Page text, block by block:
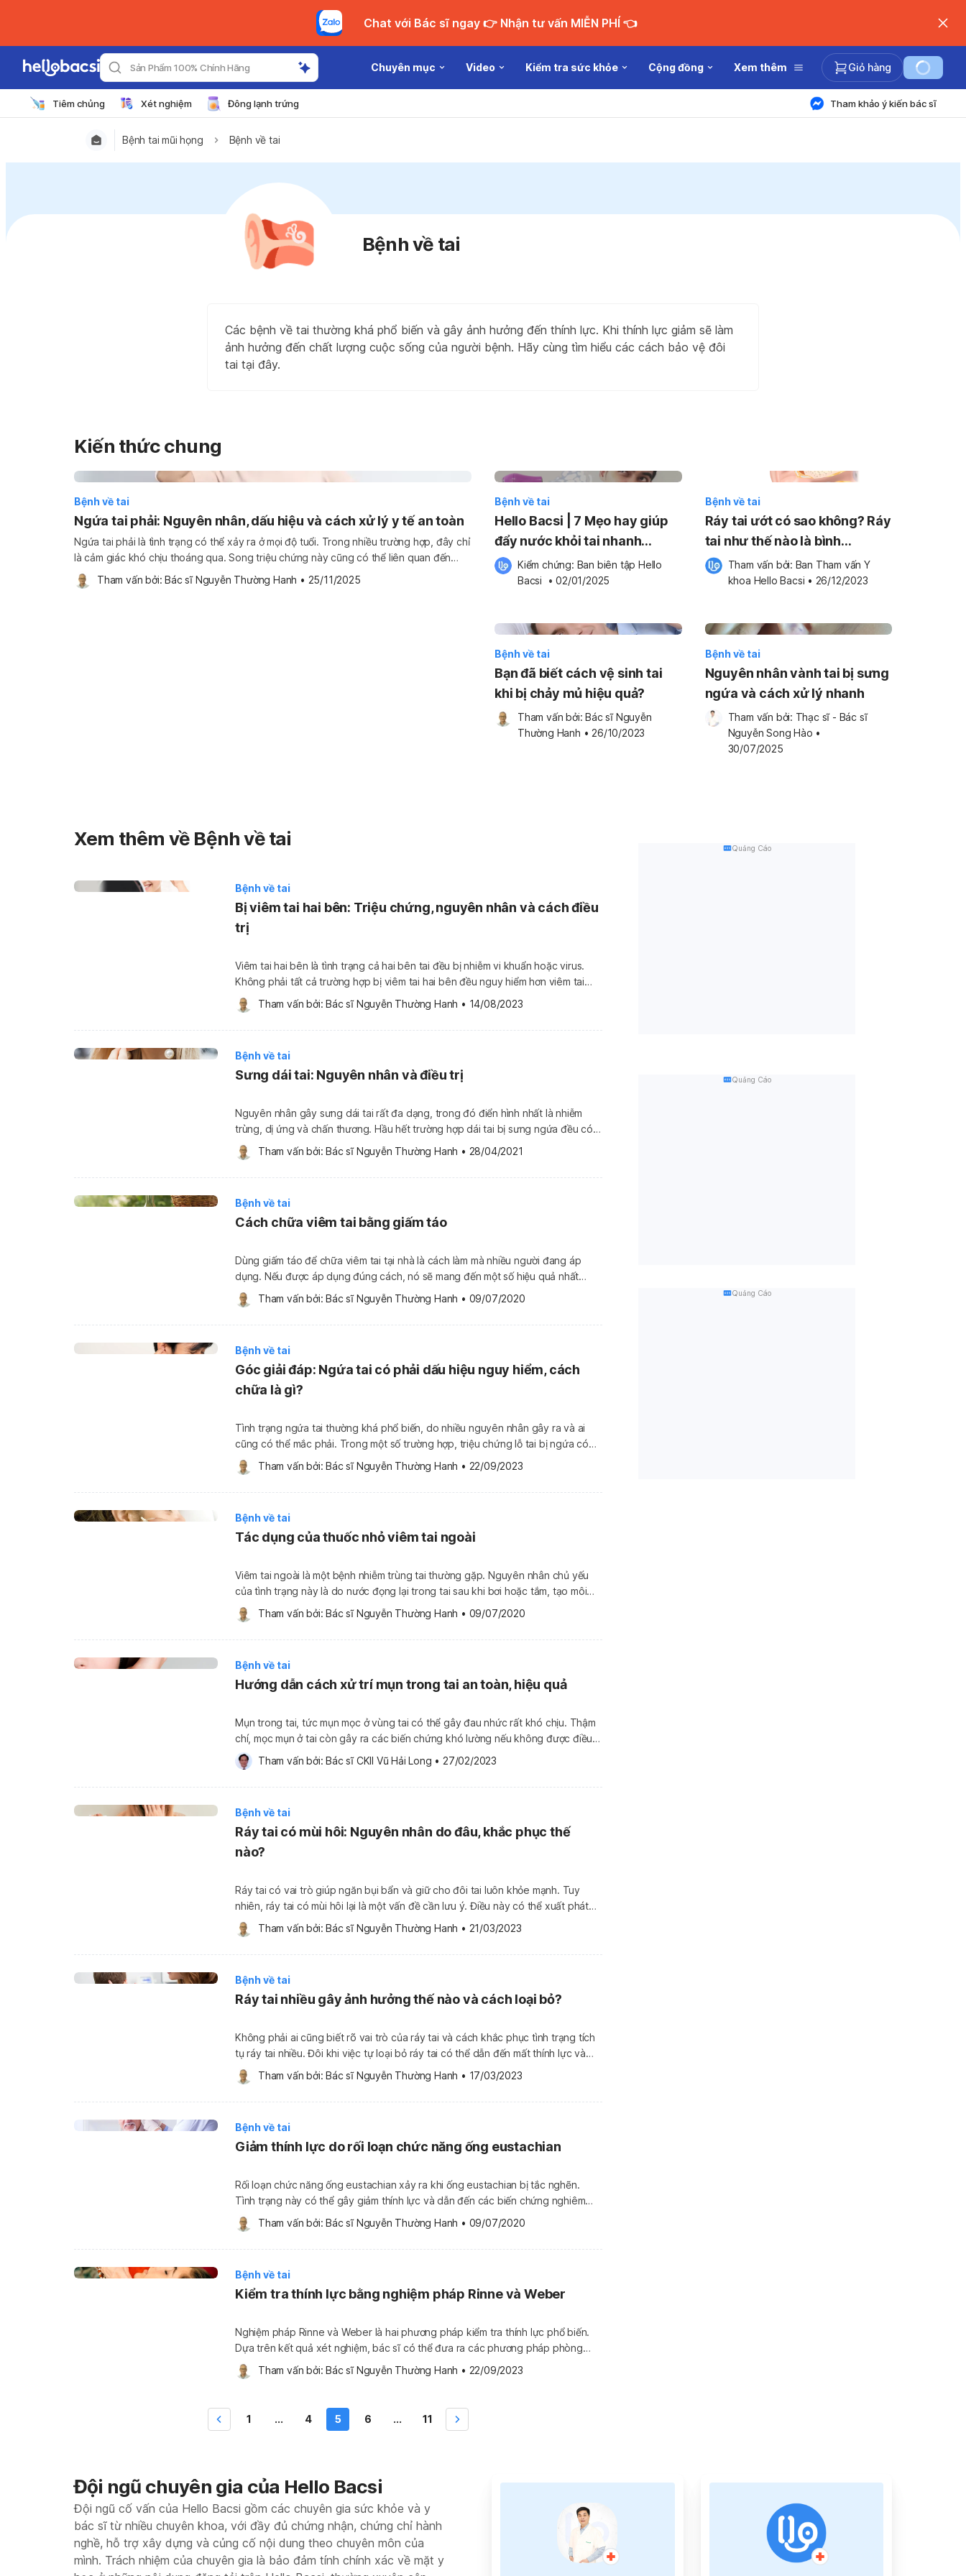
Chat với Bác sĩ ngay 👉 Nhận tư vấn MIỄN PHÍ 👈
Sản Phẩm 100% Chính Hãng Chuyên mục Video Kiểm tra sức khỏe Cộng đồng Xem thêm Giỏ hàng
Tiêm chủng Xét nghiệm Đông lạnh trứng Tham khảo ý kiến bác sĩ
Bệnh tai mũi họng Bệnh về tai
Bệnh về tai
Các bệnh về tai thường khá phổ biến và gây ảnh hưởng đến thính lực. Khi thính lực giảm sẽ làm
ảnh hưởng đến chất lượng cuộc sống của người bệnh. Hãy cùng tìm hiểu các cách bảo vệ đôi
tai tại đây.
Kiến thức chung
Bệnh về tai
Ngứa tai phải: Nguyên nhân, dấu hiệu và cách xử lý y tế an toàn
Ngứa tai phải là tình trạng có thể xảy ra ở mọi độ tuổi. Trong nhiều trường hợp, đây chỉ
là cảm giác khó chịu thoáng qua. Song triệu chứng này cũng có thể liên quan đến
nhiều nguyên nhân bệnh lý khác như viêm ống tai ngoài, eczema, nhiễm nấm, dị ứng
hoặc tích […]
Tham vấn bởi: Bác sĩ Nguyễn Thường Hanh • 25/11/2025
Bệnh về tai
Hello Bacsi | 7 Mẹo hay giúp
đẩy nước khỏi tai nhanh
chóngKiểm chứng: Ban biên tập Hello
Bacsi
• 02/01/2025
Bệnh về tai
Ráy tai ướt có sao không? Ráy
tai như thế nào là bình
thường?
Tham vấn bởi: Ban Tham vấn Y
khoa Hello Bacsi • 26/12/2023
Bệnh về tai
Bạn đã biết cách vệ sinh tai
khi bị chảy mủ hiệu quả?
Tham vấn bởi: Bác sĩ Nguyễn
Thường Hanh • 26/10/2023
Bệnh về tai
Nguyên nhân vành tai bị sưng
ngứa và cách xử lý nhanh
Tham vấn bởi: Thạc sĩ - Bác sĩ
Nguyễn Song Hào •
30/07/2025
Xem thêm về Bệnh về tai
Bệnh về tai
Bị viêm tai hai bên: Triệu chứng, nguyên nhân và cách điều
trị
Viêm tai hai bên là tình trạng cả hai bên tai đều bị nhiễm vi khuẩn hoặc virus.
Không phải tất cả trường hợp bị viêm tai hai bên đều nguy hiểm hơn viêm tai
một bên. Tuy nhiên, các triệu chứng của viêm tai hai bên thường có phần
nghiêm trọng hơn. Chẩn đoán và […]
Tham vấn bởi: Bác sĩ Nguyễn Thường Hanh • 14/08/2023
Bệnh về tai
Sưng dái tai: Nguyên nhân và điều trị
Nguyên nhân gây sưng dái tai rất đa dạng, trong đó điển hình nhất là nhiễm
trùng, dị ứng và chấn thương. Hầu hết trường hợp dái tai bị sưng ngứa đều có
thể điều trị bằng thuốc không kê đơn và các biện pháp khắc phục tại nhà. Tuy
nhiên, trong trường hợp nghiêm trọng, […]
Tham vấn bởi: Bác sĩ Nguyễn Thường Hanh • 28/04/2021
Bệnh về tai
Cách chữa viêm tai bằng giấm táo
Dùng giấm táo để chữa viêm tai tại nhà là cách làm mà nhiều người đang áp
dụng. Nếu được áp dụng đúng cách, nó sẽ mang đến một số hiệu quả nhất
định. Đặc biệt, nó thường được sử dụng để điều trị viêm tai ngoài mức độ nhẹ ở
trẻ em và người lớn. Nguyên […]
Tham vấn bởi: Bác sĩ Nguyễn Thường Hanh • 09/07/2020
Bệnh về tai
Góc giải đáp: Ngứa tai có phải dấu hiệu nguy hiểm, cách
chữa là gì?
Tình trạng ngứa tai thường khá phổ biến, do nhiều nguyên nhân gây ra và ai
cũng có thể mắc phải. Trong một số trường hợp, triệu chứng lỗ tai bị ngứa có
thể là dấu hiệu của bệnh lý tiềm ẩn. Việc xác định được đúng nguyên nhân gây
ra những cơn ngứa lỗ tai […]
Tham vấn bởi: Bác sĩ Nguyễn Thường Hanh • 22/09/2023
Bệnh về tai
Tác dụng của thuốc nhỏ viêm tai ngoài
Viêm tai ngoài là một bệnh nhiễm trùng tai thường gặp. Nguyên nhân chủ yếu
của tình trạng này là do nước đọng lại trong tai sau khi bơi hoặc tắm, tạo môi
trường ẩm ướt cho vi khuẩn phát triển. Thuốc nhỏ viêm tai ngoài là một trong
những loại thuốc điều trị phổ biến […]
Tham vấn bởi: Bác sĩ Nguyễn Thường Hanh • 09/07/2020
Bệnh về tai
Hướng dẫn cách xử trí mụn trong tai an toàn, hiệu quả
Mụn trong tai, tức mụn mọc ở vùng tai có thể gây đau nhức rất khó chịu. Thậm
chí, mọc mụn ở tai còn gây ra các biến chứng khó lường nếu không được điều
trị kịp thời. Mụn có thể mọc ở vành tai hoặc bên trong lỗ tai. Mụn (mụn trứng cá,
mụn đầu […]
Tham vấn bởi: Bác sĩ CKII Vũ Hải Long • 27/02/2023
Bệnh về tai
Ráy tai có mùi hôi: Nguyên nhân do đâu, khắc phục thế
nào?
Ráy tai có vai trò giúp ngăn bụi bẩn và giữ cho đôi tai luôn khỏe mạnh. Tuy
nhiên, ráy tai có mùi hôi lại là một vấn đề cần lưu ý. Điều này có thể xuất phát
do bệnh lý hoặc biến chứng nguy hiểm. Cùng tìm hiểu nguyên nhân và cách
điều trị ráy […]
Tham vấn bởi: Bác sĩ Nguyễn Thường Hanh • 21/03/2023
Bệnh về tai
Ráy tai nhiều gây ảnh hưởng thế nào và cách loại bỏ?
Không phải ai cũng biết rõ vai trò của ráy tai và cách khắc phục tình trạng tích
tụ ráy tai nhiều. Đôi khi việc tự loại bỏ ráy tai có thể dẫn đến mất thính lực và
nhiễm trùng tai. Do đó, nếu nghi ngờ mình bị tích tụ ráy tai hoặc tắc nghẽn, bạn
[…]
Tham vấn bởi: Bác sĩ Nguyễn Thường Hanh • 17/03/2023
Bệnh về tai
Giảm thính lực do rối loạn chức năng ống eustachian
Rối loạn chức năng ống eustachian xảy ra khi ống eustachian bị tắc nghẽn.
Tình trạng này có thể gây giảm thính lực và dẫn đến các biến chứng nghiêm
trọng khác nếu không được điều trị đúng cách. Rối loạn chức năng ống
eustachian là gì? Ống eustachian là ống nối tai giữa và vòm họng. […]
Tham vấn bởi: Bác sĩ Nguyễn Thường Hanh • 09/07/2020
Bệnh về tai
Kiểm tra thính lực bằng nghiệm pháp Rinne và Weber
Nghiệm pháp Rinne và Weber là hai phương pháp kiểm tra thính lực phổ biến.
Dựa trên kết quả xét nghiệm, bác sĩ có thể đưa ra các phương pháp phòng
ngừa hoặc điều trị tình trạng mất thính lực cho bệnh nhân. Cùng tìm hiểu cách
thực hiện và ý nghĩa trong kết quả của […]
Tham vấn bởi: Bác sĩ Nguyễn Thường Hanh • 22/09/2023
1 ... 4 5 6 ... 11
Quảng Cáo
Quảng Cáo
Quảng Cáo
Đội ngũ chuyên gia của Hello Bacsi
Đội ngũ cố vấn của Hello Bacsi gồm các chuyên gia sức khỏe và y
bác sĩ từ nhiều chuyên khoa, với đầy đủ chứng nhận, chứng chỉ hành
nghề, hỗ trợ xây dựng và củng cố nội dung theo chuyên môn của
mình. Trách nhiệm của chuyên gia là bảo đảm tính chính xác về mặt y